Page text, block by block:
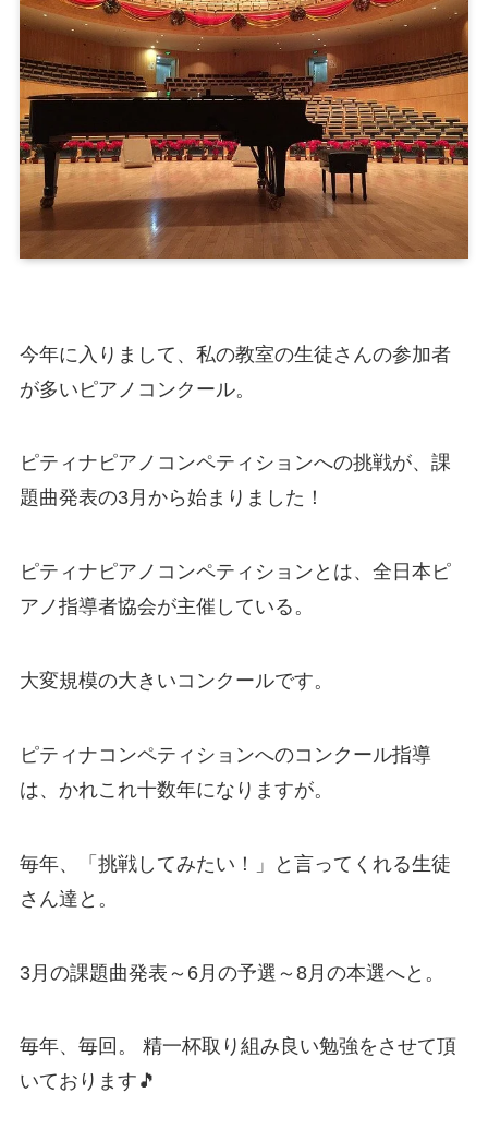
今年に入りまして、私の教室の生徒さんの参加者
が多いピアノコンクール。
ピティナピアノコンペティションへの挑戦が、課
題曲発表の3月から始まりました！
ピティナピアノコンペティションとは、全日本ピ
アノ指導者協会が主催している。
大変規模の大きいコンクールです。
ピティナコンペティションへのコンクール指導
は、かれこれ十数年になりますが。
毎年、「挑戦してみたい！」と言ってくれる生徒
さん達と。
3月の課題曲発表～6月の予選～8月の本選へと。
毎年、毎回。 精一杯取り組み良い勉強をさせて頂
いております🎵